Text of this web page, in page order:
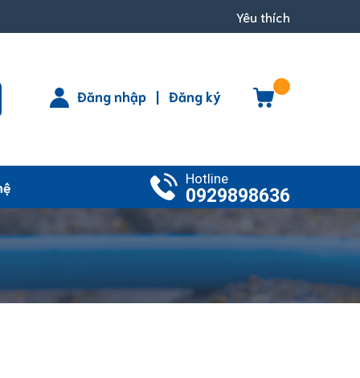
Yêu thích
Đăng nhập | Đăng ký
Hotline
0929898636